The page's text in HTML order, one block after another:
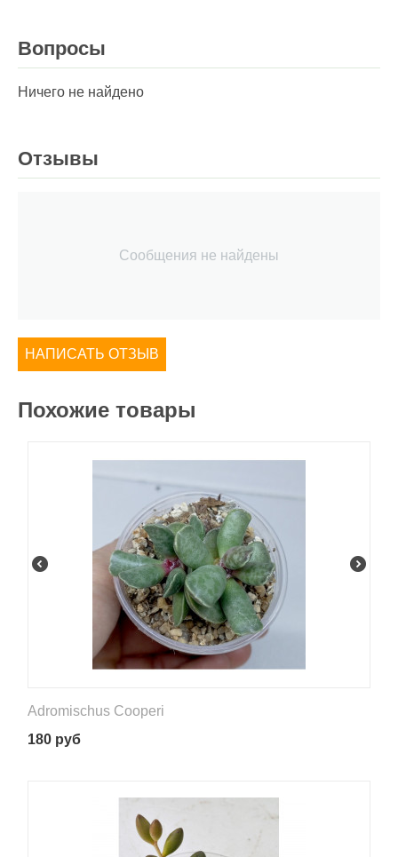
Вопросы
Ничего не найдено
Отзывы
Сообщения не найдены
НАПИСАТЬ ОТЗЫВ
Похожие товары
Adromischus Cooperi
180 руб